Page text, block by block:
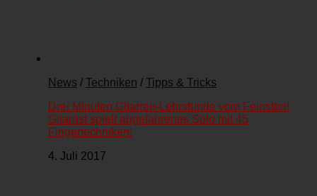
News / Techniken / Tipps & Tricks
Drei Minuten Gitarren-Lehrstunde vom Feinsten!
Gitarrist spielt abgefahrenes Solo mit 45
Fingertechniken!
4. Juli 2017